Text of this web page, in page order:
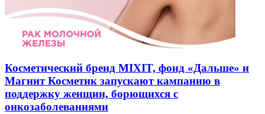
Косметический бренд MIXIT, фонд «Дальше» и
Магнит Косметик запускают кампанию в
поддержку женщин, борющихся с
онкозаболеваниями